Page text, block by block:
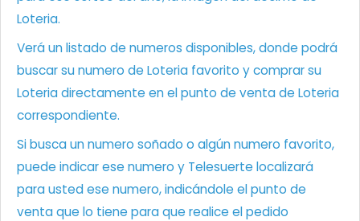
Loteria.
Verá un listado de numeros disponibles, donde podrá
buscar su numero de Loteria favorito y comprar su
Loteria directamente en el punto de venta de Loteria
correspondiente.
Si busca un numero soñado o algún numero favorito,
puede indicar ese numero y Telesuerte localizará
para usted ese numero, indicándole el punto de
venta que lo tiene para que realice el pedido